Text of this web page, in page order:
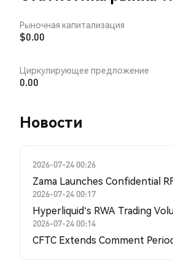
Рыночная капитализация
$0.00
Циркулирующее предложение
0.00
Новости
2026-07-24 00:26
Zama Launches Confidential
2026-07-24 00:17
Hyperliquid's RWA Trading
2026-07-24 00:14
CFTC Extends Comment